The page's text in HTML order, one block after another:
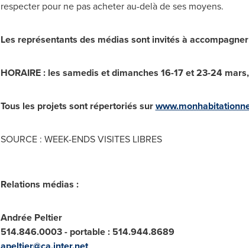
respecter pour ne pas acheter au-delà de ses moyens.
Les représentants des médias sont invités à
HORAIRE : les samedis et dimanches 16-17 et 23-24
Tous les projets sont répertoriés sur
SOURCE : WEEK-ENDS VISITES LIBRES
Relations médias :
Andrée Peltier
514.846.0003 - portable : 514.944.8689